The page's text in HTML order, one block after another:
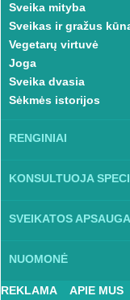
Sveika mityba
Sveikas ir gražus
Vegetarų virtuvė
Joga
Sveika dvasia
Sėkmės istorijos
RENGINIAI
KONSULTUOJA
SVEIKATOS APSAUGA
NUOMONĖ
REKLAMA APIE MUS